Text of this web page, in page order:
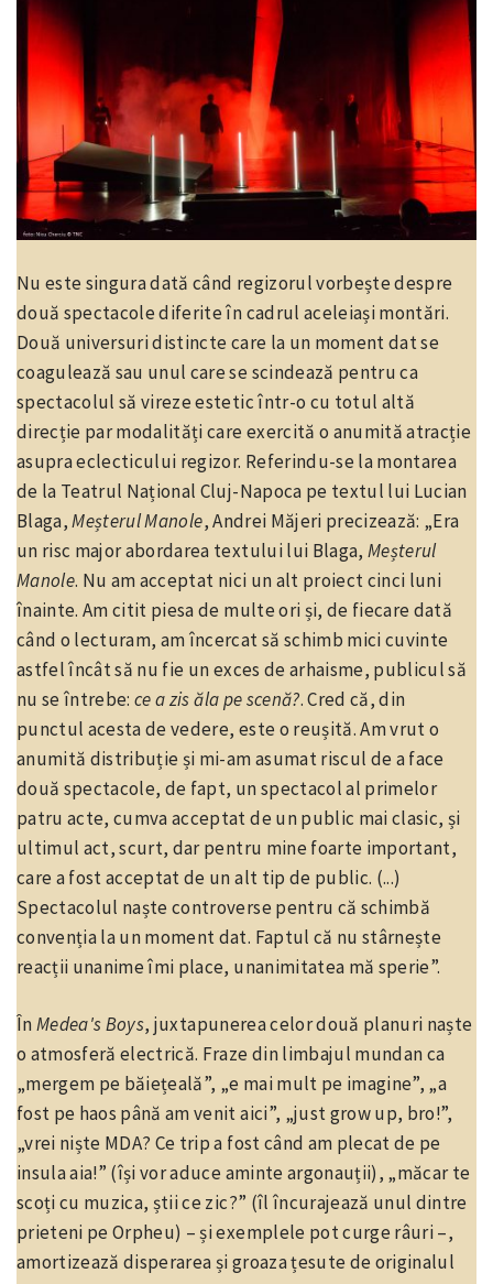
Nu este singura dată când regizorul vorbește despre
două spectacole diferite în cadrul aceleiași montări.
Două universuri distincte care la un moment dat se
coagulează sau unul care se scindează pentru ca
spectacolul să vireze estetic într-o cu totul altă
direcție par modalități care exercită o anumită atracție
asupra eclecticului regizor. Referindu-se la montarea
de la Teatrul Național Cluj-Napoca pe textul lui Lucian
Blaga,Meșterul Manole, Andrei Măjeri precizează: „Era
un risc major abordarea textului lui Blaga, Meșterul
Manole. Nu am acceptat nici un alt proiect cinci luni
înainte. Am citit piesa de multe ori și, de fiecare dată
când o lecturam, am încercat să schimb mici cuvinte
astfel încât să nu fie un exces de arhaisme, publicul să
nu se întrebe:ce a zis ăla pe scenă?. Cred că, din
punctul acesta de vedere, este o reușită. Am vrut o
anumită distribuție și mi-am asumat riscul de a face
două spectacole, de fapt, un spectacol al primelor
patru acte, cumva acceptat de un public mai clasic, și
ultimul act, scurt, dar pentru mine foarte important,
care a fost acceptat de un alt tip de public. (...)
Spectacolul naște controverse pentru că schimbă
convenția la un moment dat. Faptul că nu stârnește
reacții unanime îmi place, unanimitatea mă sperie”.
ÎnMedea's Boys, juxtapunerea celor două planuri naște
o atmosferă electrică. Fraze din limbajul mundan ca
„mergem pe băiețeală”, „e mai mult pe imagine”, „a
fost pe haos până am venit aici”, „just grow up, bro!”,
„vrei niște MDA? Ce trip a fost când am plecat de pe
insula aia!” (își vor aduce aminte argonauții), „măcar te
scoți cu muzica, știi ce zic?” (îl încurajează unul dintre
prieteni pe Orpheu) – și exemplele pot curge râuri –,
amortizează disperarea și groaza țesute de originalul